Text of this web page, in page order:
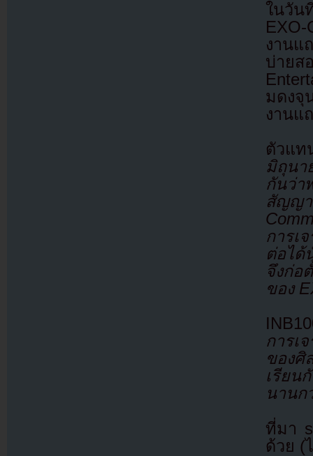
ในวัน
งานแ
บ่ายส
มดงจุ
งานแ
ตัวแ
มิถุนา
กันว่า
สัญญา
การเ
ต่อได้
จึงก่อ
ของ
การเ
ของศิ
เรียน
นานก
ที่มา
ด้วย (